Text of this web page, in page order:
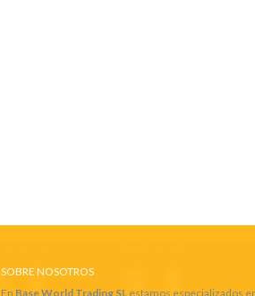
SOBRE NOSOTROS
En Base World Trading SL estamos especializados